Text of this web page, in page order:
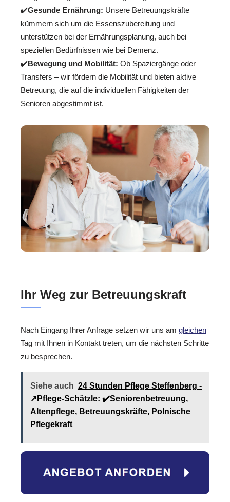
✔️Gesunde Ernährung: Unsere Betreuungskräfte
kümmern sich um die Essenszubereitung und
unterstützen bei der Ernährungsplanung, auch bei
speziellen Bedürfnissen wie bei Demenz.
✔️Bewegung und Mobilität: Ob Spaziergänge oder
Transfers – wir fördern die Mobilität und bieten aktive
Betreuung, die auf die individuellen Fähigkeiten der
Senioren abgestimmt ist.
Ihr Weg zur Betreuungskraft
Nach Eingang Ihrer Anfrage setzen wir uns am gleichen
Tag mit Ihnen in Kontakt treten, um die nächsten Schritte
zu besprechen.
Siehe auch 24 Stunden Pflege Steffenberg -
↗️Pflege-Schätzle: ✔️Seniorenbetreuung,
Altenpflege, Betreuungskräfte, Polnische
Pflegekraft